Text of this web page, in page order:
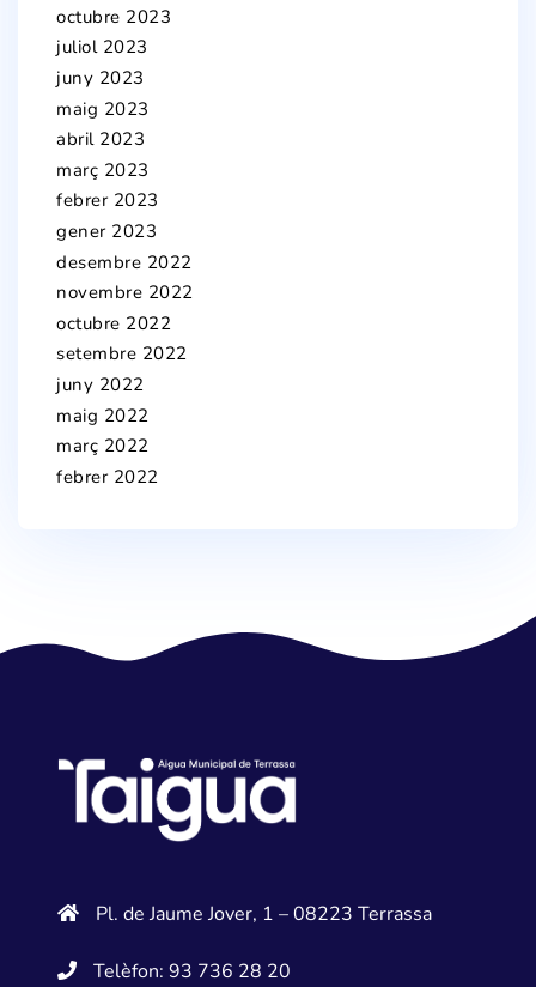
octubre 2023
juliol 2023
juny 2023
maig 2023
abril 2023
març 2023
febrer 2023
gener 2023
desembre 2022
novembre 2022
octubre 2022
setembre 2022
juny 2022
maig 2022
març 2022
febrer 2022
Pl. de Jaume Jover, 1 – 08223 Terrassa
Telèfon: 93 736 28 20